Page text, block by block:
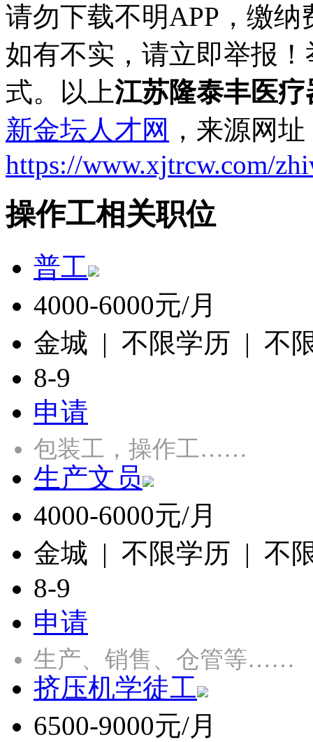
请勿下载不明APP，缴
如有不实，请立即举报
式。以上江苏隆泰丰医
新金坛人才网 ，来源网
https://www.xjtrcw.com/
操作工相关职位
普工
4000-6000元/月
金城 | 不限学历 | 不
8-9
申请
包装工，操作工……
生产文员
4000-6000元/月
金城 | 不限学历 | 不
8-9
申请
生产、销售、仓管等……
挤压机学徒工
6500-9000元/月